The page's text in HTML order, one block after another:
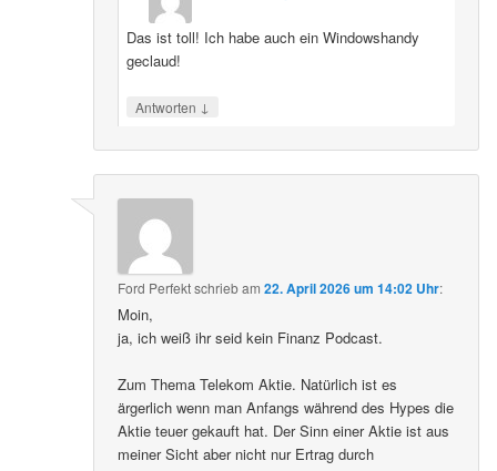
Das ist toll! Ich habe auch ein Windowshandy
geclaud!
Antworten ↓
Ford Perfektschriebam22. April 2026 um 14:02 Uhr:
Moin,
ja, ich weiß ihr seid kein Finanz Podcast.
Zum Thema Telekom Aktie. Natürlich ist es
ärgerlich wenn man Anfangs während des Hypes die
Aktie teuer gekauft hat. Der Sinn einer Aktie ist aus
meiner Sicht aber nicht nur Ertrag durch